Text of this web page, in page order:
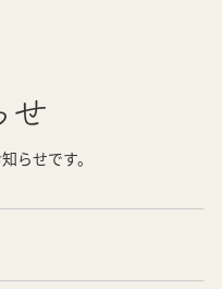
せ
らせです。